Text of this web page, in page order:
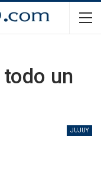
todo un
JUJUY